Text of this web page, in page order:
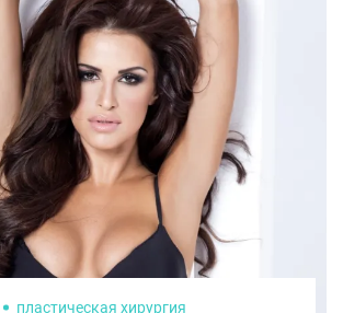
грудь, другие — уменьшают.
мягкими лицами ставят «углы
а девушки с мощным
стараются его сгладить. О
сегодня и хотим поговорить.
об очень популярных уколах
в жевательные мышцы.
пластическая хирургия